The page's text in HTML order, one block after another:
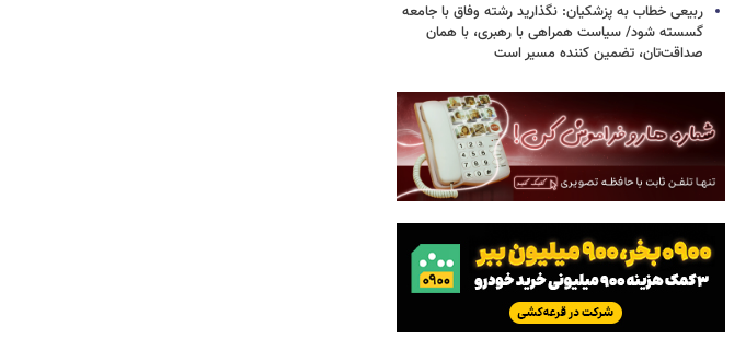
ربیعی خطاب به پزشکیان: نگذارید رشته وفاق با جامعه
گسسته شود/ سیاست همراهی با رهبری، با همان
صداقت‌تان، تضمین کننده مسیر است